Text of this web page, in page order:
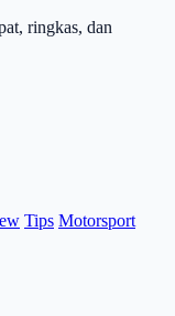
ringkas, dan
Tips Motorsport